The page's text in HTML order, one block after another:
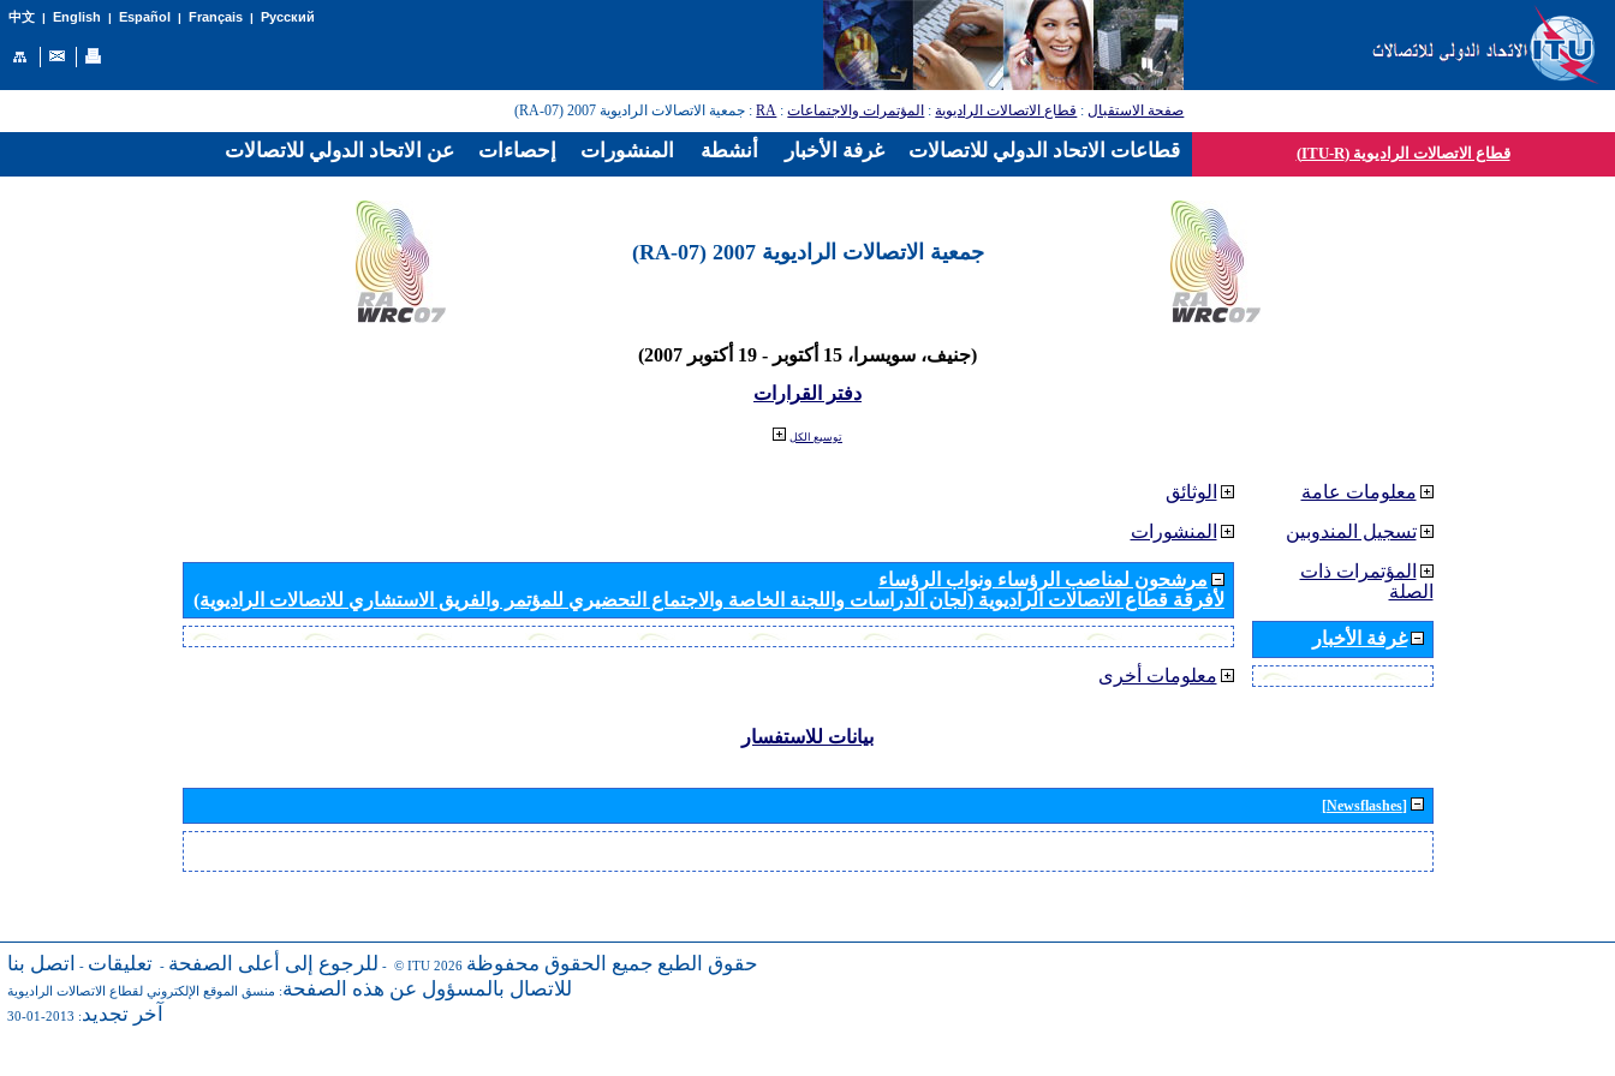
中文| English | Español | Français| Русский
صفحة الاستقبال: قطاع الاتصالات الراديوية: المؤتمرات والاجتماعات:
RA: جمعية الاتصالات الراديوية 2007 (RA-07)
قطاع الاتصالات الراديوية (ITU-R)
جمعية الاتصالات الراديوية 2007 (RA-07)
(جنيف، سويسرا، 15 أكتوبر - 19 أكتوبر 2007)
دفتر القرارات
توسيع الكل
الوثائق
المنشورات
مرشحون لمناصب الرؤساء ونواب الرؤساء
لأفرقة قطاع الاتصالات الراديوية (لجان الدراسات واللجنة الخاصة والاجتماع التحضيري للمؤتمر والفريق الاستشاري للاتصالات الراديوية)
معلومات أخرى
معلومات عامة
تسجيل المندوبين
المؤتمرات ذات
الصلة
غرفة الأخبار
بيانات للاستفسار
[Newsflashes]
للرجوع إلى أعلى الصفحة - تعليقات - اتصل بنا - © ITU 2026 حقوق الطبع جميع الحقوق محفوظة
للاتصال بالمسؤول عن هذه الصفحة: منسق الموقع الإلكتروني لقطاع الاتصالات الراديوية
آخر تجديد: 2013-01-30
عن الاتحاد الدولي للاتصالات إحصاءات المنشورات أنشطة غرفة الأخبار قطاعات الاتحاد الدولي للاتصالات